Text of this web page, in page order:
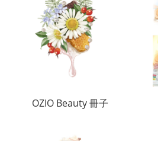
OZIO Beauty 冊子